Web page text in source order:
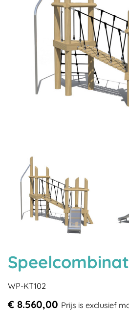
WP-KT102
€ 8.560,00 Prijs is exclusief